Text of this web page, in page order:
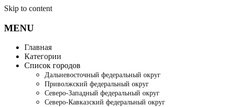
Skip to content
MENU
Главная
Категории
Список городов
Дальневосточный федеральный округ
Приволжский федеральный округ
Северо-Западный федеральный округ
Северо-Кавказский федеральный округ